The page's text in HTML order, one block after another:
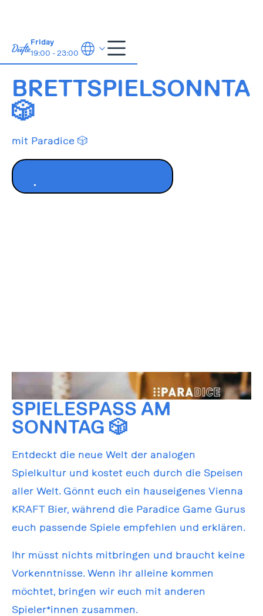
Friday
19:00 - 23:00
8.6.2025 14:00-21:00
🎲
mit Paradice 🎲
SPIELESPASS AM S
ONNTAG 🎲
Entdeckt die neue Welt der analogen
Spielkultur und kostet euch durch die Speisen
aller Welt. Gönnt euch ein hauseigenes Vienna
KRAFT Bier, während die Paradice Game Gurus
euch passende Spiele empfehlen und erklären.
Ihr müsst nichts mitbringen und braucht keine
Vorkenntnisse. Wenn ihr alleine kommen
möchtet, bringen wir euch mit anderen
Spieler*innen zusammen.